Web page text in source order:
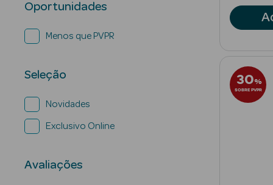
Oportunidades
Menos que PVPR
Seleção
Novidades
Exclusivo Online
Avaliações
30%
SOBRE PVPR